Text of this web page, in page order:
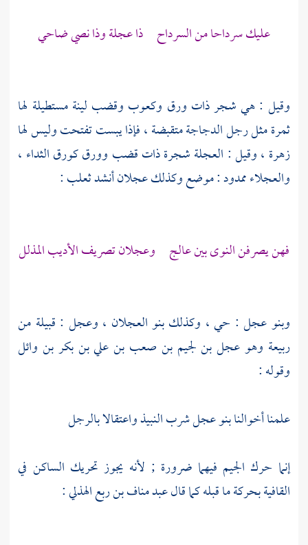
عليك سرداحا من السرداح ذا عجلة وذا نصي ضاحي
وقيل : هي شجر ذات ورق وكعوب وقضب لينة مستطيلة لها
ثمرة مثل رجل الدجاجة متقبضة ، فإذا يبست تفتحت وليس لها
زهرة ، وقيل : العجلة شجرة ذات قضب وورق كورق الثداء ،
والعجلاء ممدود : موضع وكذلكعجلانأنشدثعلب:
فهن يصرفن النوى بين عالج وعجلان تصريف الأديب المذلل
وبنو عجل : حي ، وكذلكبنو العجلان ، وعجل : قبيلة من
ربيعة وهوعجل بن لجيم بن صعب بن علي بن بكر بن وائل
وقوله :
علمنا أخوالنابنو عجلشرب النبيذ واعتقالا بالرجل
إنما حرك الجيم فيهما ضرورة ; لأنه يجوز تحريك الساكن في
القافية بحركة ما قبله كما قالعبد مناف بن ربع الهذلي: